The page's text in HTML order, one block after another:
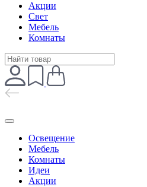
Акции
Свет
Мебель
Комнаты
Освещение
Мебель
Комнаты
Идеи
Акции